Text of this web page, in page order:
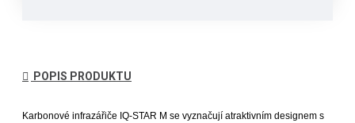
POPIS PRODUKTU
Karbonové infrazářiče IQ-STAR M se vyznačují atraktivním designem s